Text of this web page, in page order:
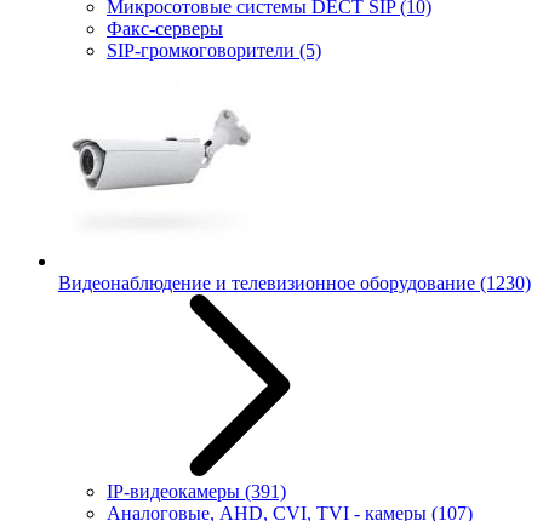
Микросотовые системы DECT SIP(10)
Факс-серверы
SIP-громкоговорители (5)
Видеонаблюдение и телевизионное оборудование (1230)
IP-видеокамеры (391)
Аналоговые, AHD, CVI, TVI - камеры (107)